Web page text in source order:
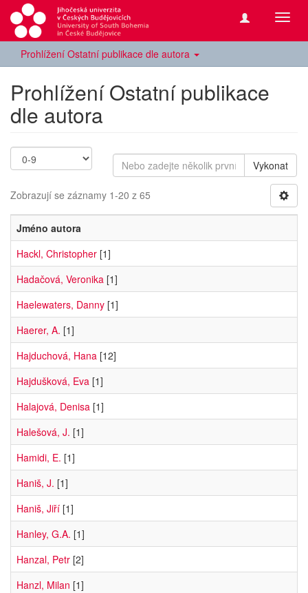
Prohlížení Ostatní publikace dle autora
Prohlížení Ostatní publikace
dle autora
Vykonat
Zobrazují se záznamy 1-20 z 65
Jméno autora
Hackl, Christopher [1]
Hadačová, Veronika [1]
Haelewaters, Danny [1]
Haerer, A. [1]
Hajduchová, Hana [12]
Hajdušková, Eva [1]
Halajová, Denisa [1]
Halešová, J. [1]
Hamidi, E. [1]
Haniš, J. [1]
Haniš, Jiří [1]
Hanley, G.A. [1]
Hanzal, Petr [2]
Hanzl, Milan [1]